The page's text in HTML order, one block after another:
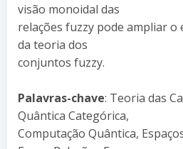
visão monoidal das
relações fuzzy pode ampliar o
da teoria dos
conjuntos fuzzy.
Palavras-chave: Teoria das
Quântica Categórica,
Computação Quântica,